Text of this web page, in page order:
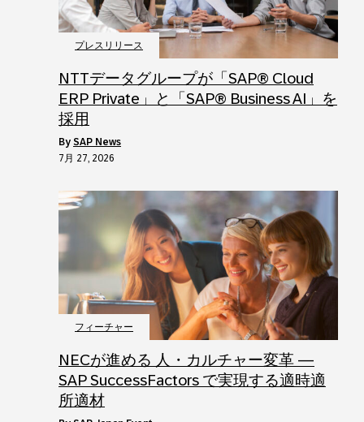
プレスリリース
NTTデータグループが「SAP® Cloud
ERP Private」と「SAP® Business AI」を
採用
by SAP News
7月 27, 2026
フィーチャー
NECが進める 人・カルチャー変革 ―
SAP SuccessFactors で実現する適時適
所適材